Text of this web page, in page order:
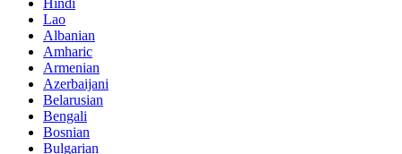
Lao
Albanian
Amharic
Armenian
Azerbaijani
Belarusian
Bengali
Bosnian
Bulgarian